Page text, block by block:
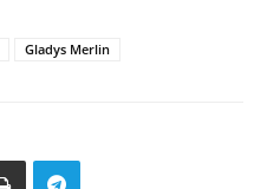
Gladys Merlin